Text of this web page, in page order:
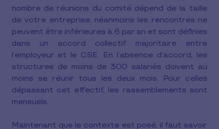
nombre de réunions du comité dépend de la taille
de votre entreprise, néanmoins les rencontres ne
peuvent être inférieures à 6 par an et sont définies
dans un accord collectif majoritaire entre
l’employeur et le CSE. En l’absence d’accord, les
structures de moins de 300 salariés doivent au
moins se réunir tous les deux mois. Pour celles
dépassant cet effectif, les rassemblements sont
mensuels.
Maintenant que le contexte est posé, il faut savoir